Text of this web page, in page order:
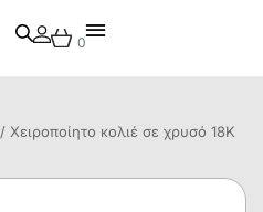
0
/ Χειροποίητο κολιέ σε χρυσό 18Κ